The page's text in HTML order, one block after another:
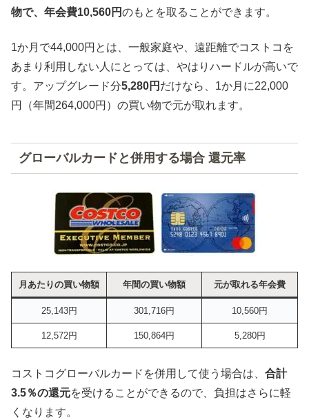
物で、年会費10,560円のもとを取ることができます。
1か月で44,000円とは、一般家庭や、遠距離でコストコを
あまり利用しない人にとっては、やはりハードルが高いで
す。アップグレード分5,280円 だけなら、1か月に22,000
円（年間264,000円）の買い物で元が取れます。
グローバルカードと併用する場合 還元率
月あたりの買い物額 年間の買い物額 元が取れる年会費
25,143円 301,716円 10,560円
12,572円 150,864円 5,280円
コストコグローバルカードを併用して使う場合は、 合計
3.5％の還元を受けることができるので、負担はさらに軽
くなります。